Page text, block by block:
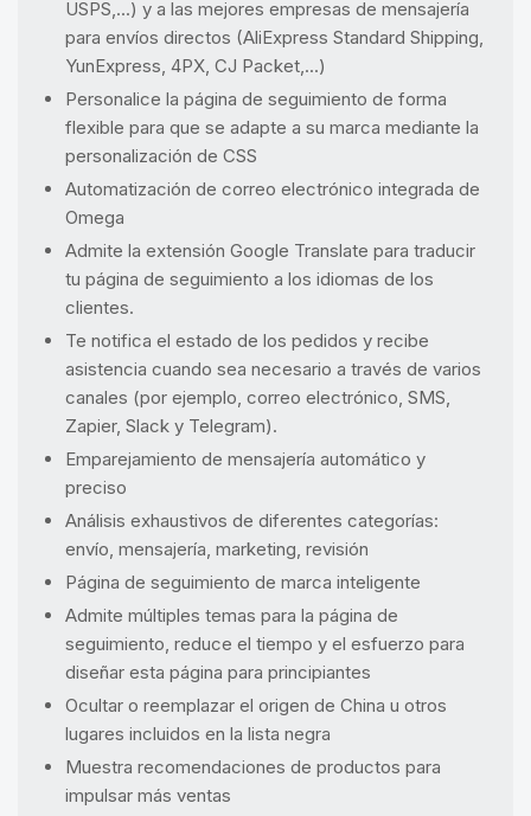
USPS,...) y a las mejores empresas de mensajería
para envíos directos (AliExpress Standard Shipping,
YunExpress, 4PX, CJ Packet,...)
Personalice la página de seguimiento de forma
flexible para que se adapte a su marca mediante la
personalización de CSS
Automatización de correo electrónico integrada de
Omega
Admite la extensión Google Translate para traducir
tu página de seguimiento a los idiomas de los
clientes.
Te notifica el estado de los pedidos y recibe
asistencia cuando sea necesario a través de varios
canales (por ejemplo, correo electrónico, SMS,
Zapier, Slack y Telegram).
Emparejamiento de mensajería automático y
preciso
Análisis exhaustivos de diferentes categorías:
envío, mensajería, marketing, revisión
Página de seguimiento de marca inteligente
Admite múltiples temas para la página de
seguimiento, reduce el tiempo y el esfuerzo para
diseñar esta página para principiantes
Ocultar o reemplazar el origen de China u otros
lugares incluidos en la lista negra
Muestra recomendaciones de productos para
impulsar más ventas